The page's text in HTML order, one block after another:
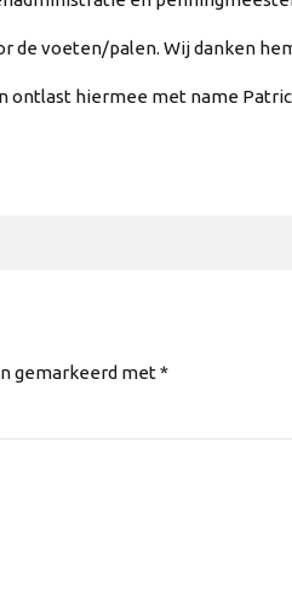
de voeten/palen. Wij danken
hiermee met name
gemarkeerd met *